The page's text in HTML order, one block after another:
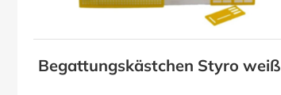
Begattungskästchen Styro weiß